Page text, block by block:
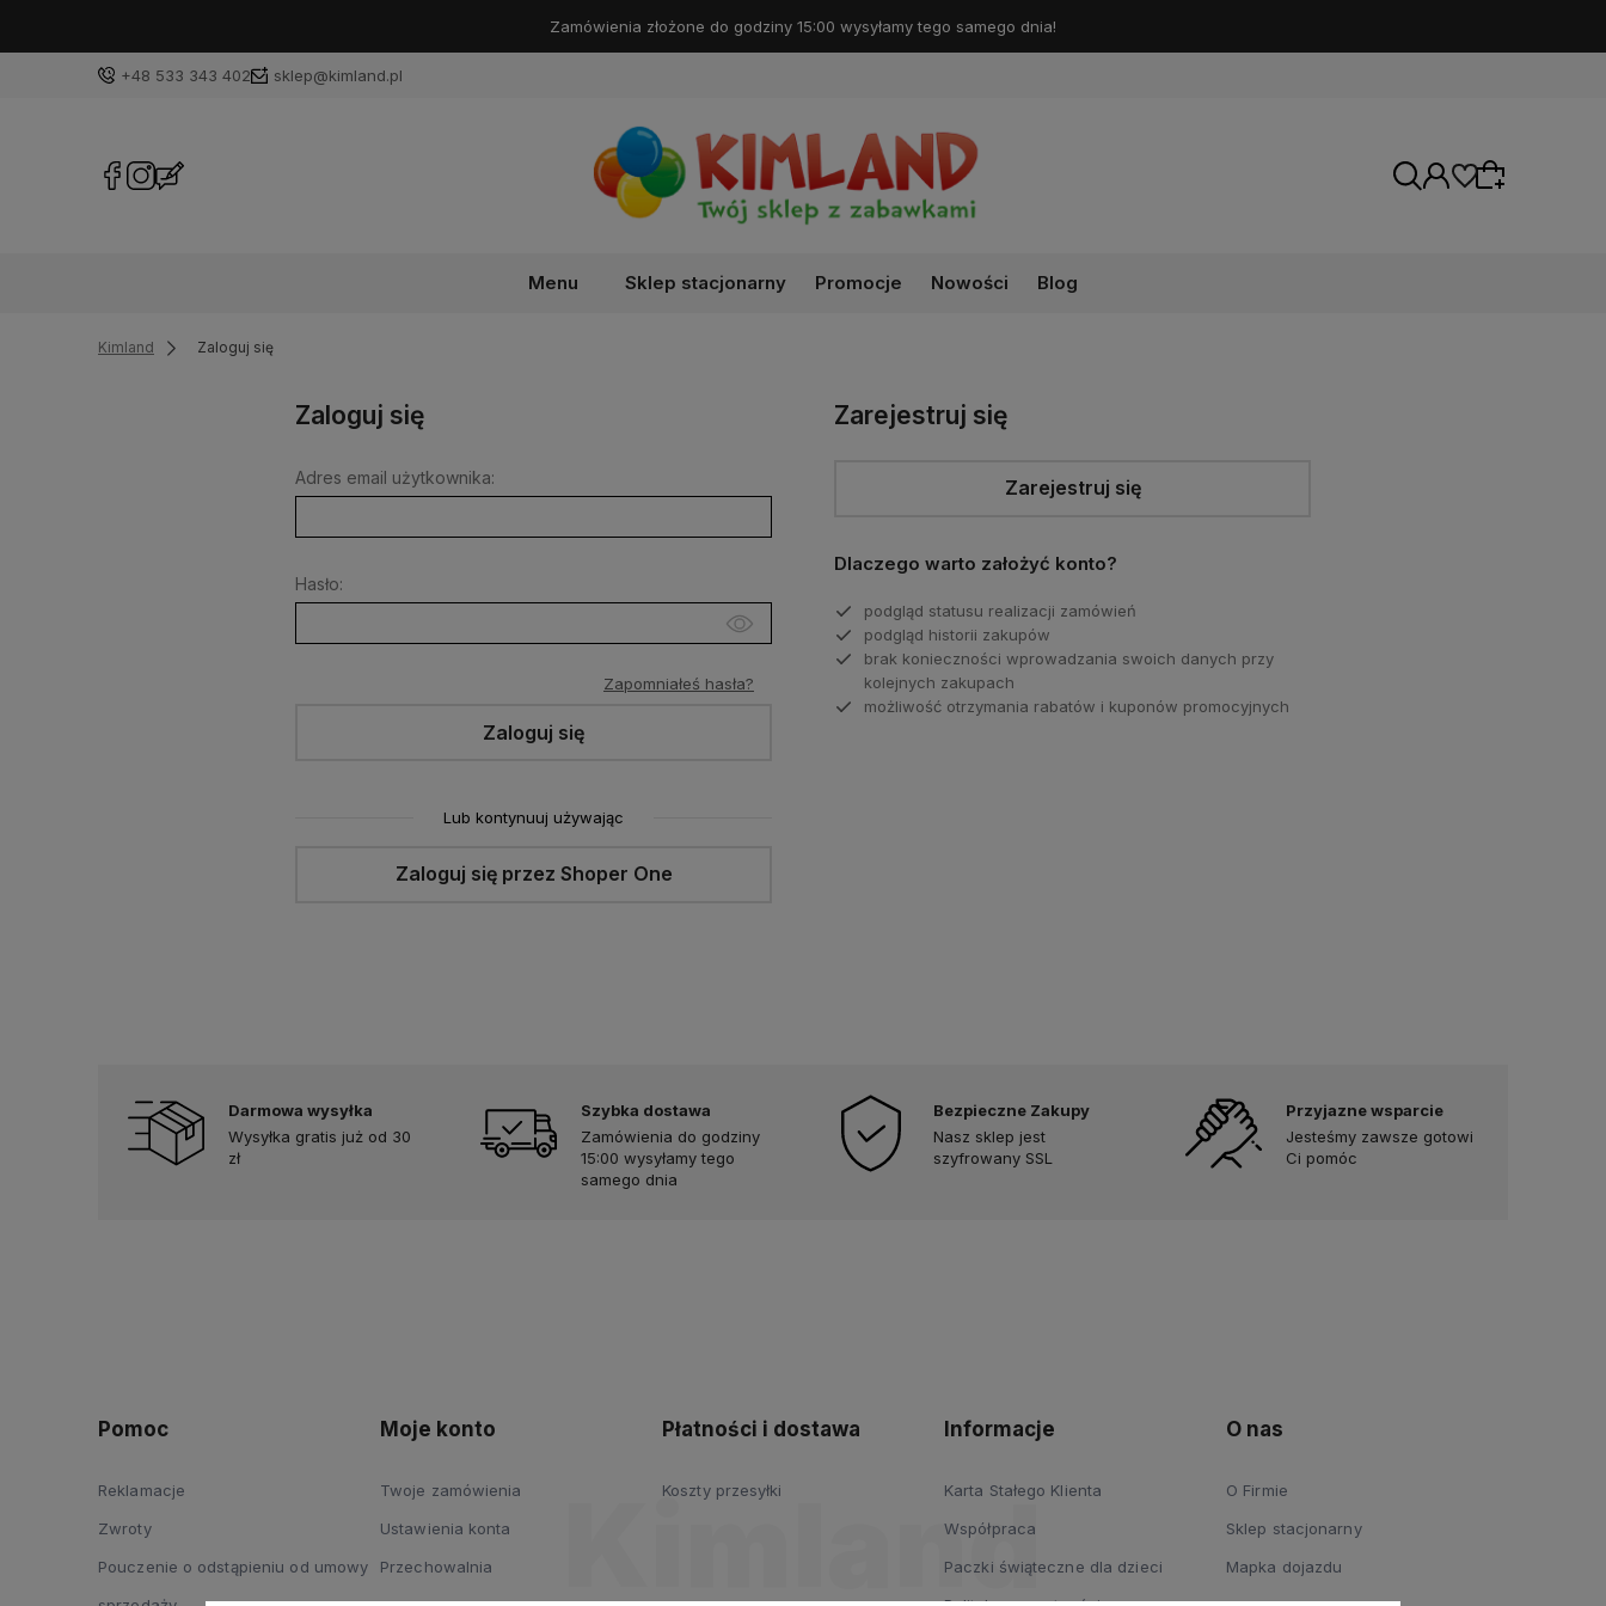
Zamówienia złożone do godziny 15:00 wysyłamy tego samego dnia!
+48 533 343 402 sklep@kimland.pl
Menu Sklep stacjonarny Promocje Nowości Blog
Kimland Zaloguj się
Zaloguj się
Adres email użytkownika:
Hasło:
Zapomniałeś hasła?
Zaloguj się
Lub kontynuuj używając
Zaloguj się przez Shoper One
Zarejestruj się
Zarejestruj się
Dlaczego warto założyć konto?
podgląd statusu realizacji zamówień
podgląd historii zakupów
brak konieczności wprowadzania swoich danych przy
kolejnych zakupach
możliwość otrzymania rabatów i kuponów promocyjnych
Darmowa wysyłka
Wysyłka gratis już od 30
zł
Szybka dostawa
Zamówienia do godziny
15:00 wysyłamy tego
samego dnia
Bezpieczne Zakupy
Nasz sklep jest
szyfrowany SSL
Przyjazne wsparcie
Jesteśmy zawsze gotowi
Ci pomóc
Pomoc
Reklamacje
Zwroty
Pouczenie o odstąpieniu od umowy
Moje konto
Twoje zamówienia
Ustawienia konta
Przechowalnia
Płatności i dostawa
Koszty przesyłki
Informacje
Karta Stałego Klienta
Współpraca
Paczki świąteczne dla dzieci
O nas
O Firmie
Sklep stacjonarny
Mapka dojazdu